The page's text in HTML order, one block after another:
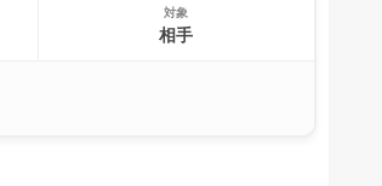
対象
相手